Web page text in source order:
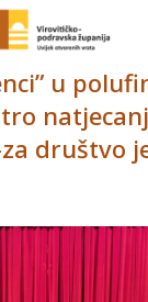
u
društvo